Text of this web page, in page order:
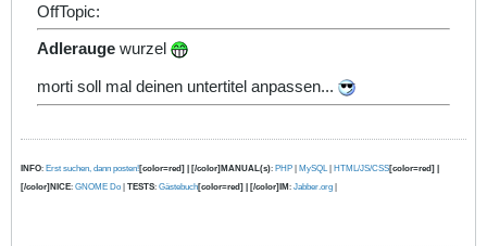
OffTopic:
Adlerauge wurzel
morti soll mal deinen untertitel anpassen...
INFO: Erst suchen, dann posten![color=red] | [/color]MANUAL(s): PHP MySQL| HTML/JS/CSS[color=red] |
[/color]NICE: GNOME Do TESTS: Gästebuch[color=red] | [/color]IM : Jabber.org